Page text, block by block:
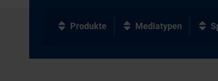
Produkte Mediatypen